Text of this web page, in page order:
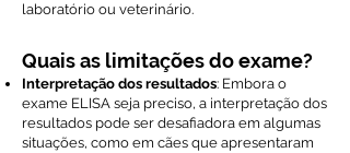
laboratório ou veterinário.
Quais as limitações do exame?
Interpretação dos resultados: Embora o
exame ELISA seja preciso, a interpretação dos
resultados pode ser desafiadora em algumas
situações, como em cães que apresentaram